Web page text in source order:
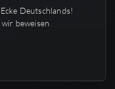
Deutschlands!
wir beweisen